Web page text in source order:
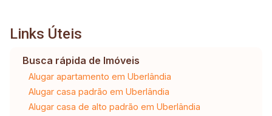
Links Úteis
Busca rápida de Imóveis
Alugar apartamento em Uberlândia
Alugar casa padrão em Uberlândia
Alugar casa de alto padrão em Uberlândia